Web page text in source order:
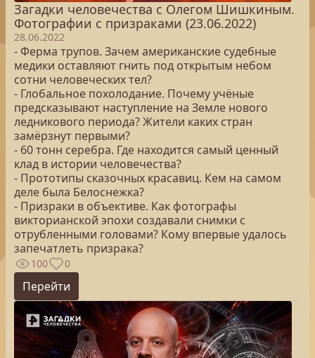
Загадки человечества с Олегом Шишкиным.
Фотографии с призраками (23.06.2022)
28.06.2022
- Ферма трупов. Зачем американские судебные
медики оставляют гнить под открытым небом
сотни человеческих тел?
- Глобальное похолодание. Почему учёные
предсказывают наступление на Земле нового
ледникового периода? Жители каких стран
замёрзнут первыми?
- 60 тонн серебра. Где находится самый ценный
клад в истории человечества?
- Прототипы сказочных красавиц. Кем на самом
деле была Белоснежка?
- Призраки в объективе. Как фотографы
викторианской эпохи создавали снимки с
отрубленными головами? Кому впервые удалось
запечатлеть призрака?
100 0
Перейти